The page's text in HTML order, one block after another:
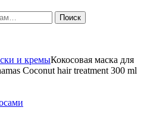
Поиск
и кремыКокосовая маска для
Coconut hair treatment 300 ml